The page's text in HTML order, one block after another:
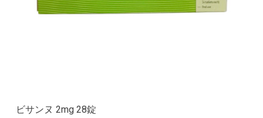
ビサンヌ 2mg 28錠